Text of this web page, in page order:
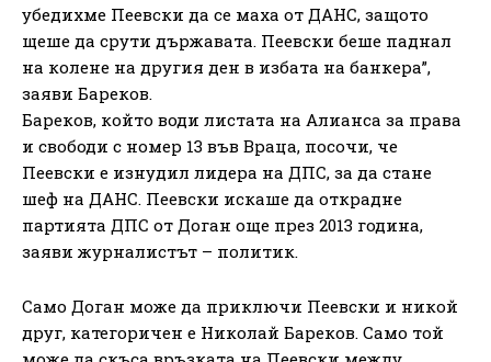
убедихме Пеевски да се маха от ДАНС, защото
щеше да срути държавата. Пеевски беше паднал
на колене на другия ден в избата на банкера”,
заяви Бареков.
Бареков, който води листата на Алианса за права
и свободи с номер 13 във Враца, посочи, че
Пеевски е изнудил лидера на ДПС, за да стане
шеф на ДАНС. Пеевски искаше да открадне
партията ДПС от Доган още през 2013 година,
заяви журналистът – политик.
Само Доган може да приключи Пеевски и никой
друг, категоричен е Николай Бареков. Само той